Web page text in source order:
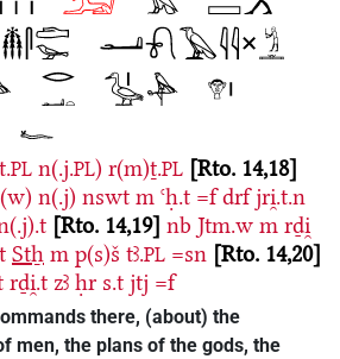
PL n(.j.PL) r(m)ṯ.PL
Rto. 14,18
n(.j) nswt m ꜥḥ.t =f drf jri̯.t.n
Rto. 14,19 nb Jtm.w m rḏi̯
Stẖ m p(s)š tꜣ.PL =sn Rto. 14,20
rḏi̯.t zꜣ ḥr s.t jtj =f
there, (about) the
men, the plans of the gods, the